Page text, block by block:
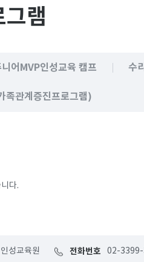
그램
어MVP인성교육 캠프 수
족관계증진프로그램)
다.
인성교육원 전화번호 02-